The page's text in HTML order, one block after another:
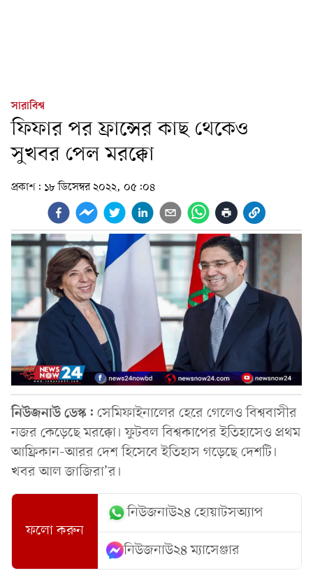
সারাবিশ্ব
ফিফার পর ফ্রান্সের কাছ থেকেও
সুখবর পেল মরক্কো
প্রকাশ: ১৮ ডিসেম্বর ২০২২, ০৫:০৪
নিউজনাউ ডেস্ক: সেমিফাইনালের হেরে গেলেও বিশ্ববাসীর
নজর কেড়েছে মরক্কো। ফুটবল বিশ্বকাপের ইতিহাসেও প্রথম
আফ্রিকান-আরর দেশ হিসেবে ইতিহাস গড়েছে দেশটি।
খবর আল জাজিরা’র।
ফলো করুন
নিউজনাউ২৪ হোয়াটসঅ্যাপ
নিউজনাউ২৪ ম্যাসেঞ্জার